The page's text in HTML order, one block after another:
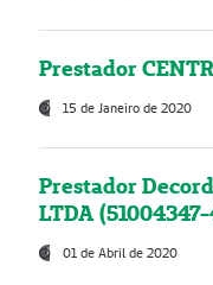
Prestador
15 de Janeiro de 2020
Prestador
LTDA
01 de Abril de 2020